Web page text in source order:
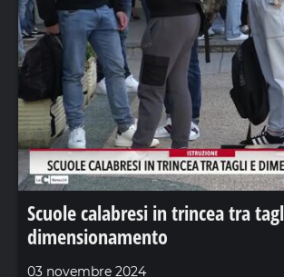
Scuole calabresi in trincea tra
dimensionamento
03 novembre 2024